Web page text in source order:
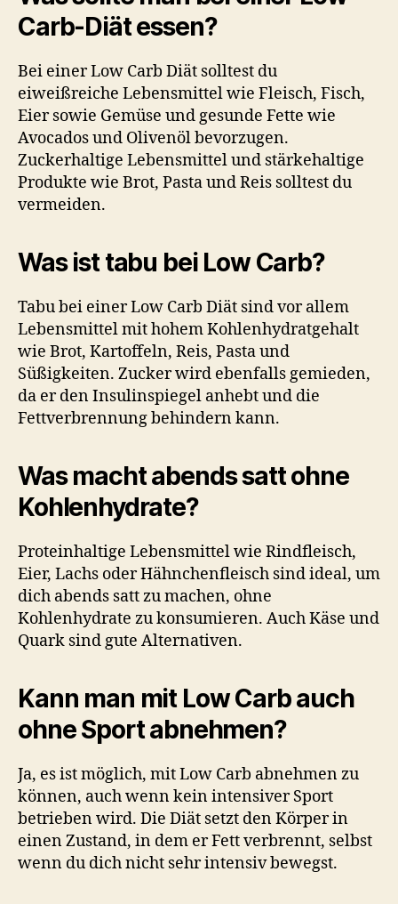
Carb-Diät essen?
Bei einer Low Carb Diät solltest du
eiweißreiche Lebensmittel wie Fleisch, Fisch,
Eier sowie Gemüse und gesunde Fette wie
Avocados und Olivenöl bevorzugen.
Zuckerhaltige Lebensmittel und stärkehaltige
Produkte wie Brot, Pasta und Reis solltest du
vermeiden.
Was ist tabu bei Low Carb?
Tabu bei einer Low Carb Diät sind vor allem
Lebensmittel mit hohem Kohlenhydratgehalt
wie Brot, Kartoffeln, Reis, Pasta und
Süßigkeiten. Zucker wird ebenfalls gemieden,
da er den Insulinspiegel anhebt und die
Fettverbrennung behindern kann.
Was macht abends satt ohne
Kohlenhydrate?
Proteinhaltige Lebensmittel wie Rindfleisch,
Eier, Lachs oder Hähnchenfleisch sind ideal, um
dich abends satt zu machen, ohne
Kohlenhydrate zu konsumieren. Auch Käse und
Quark sind gute Alternativen.
Kann man mit Low Carb auch
ohne Sport abnehmen?
Ja, es ist möglich, mit Low Carb abnehmen zu
können, auch wenn kein intensiver Sport
betrieben wird. Die Diät setzt den Körper in
einen Zustand, in dem er Fett verbrennt, selbst
wenn du dich nicht sehr intensiv bewegst.